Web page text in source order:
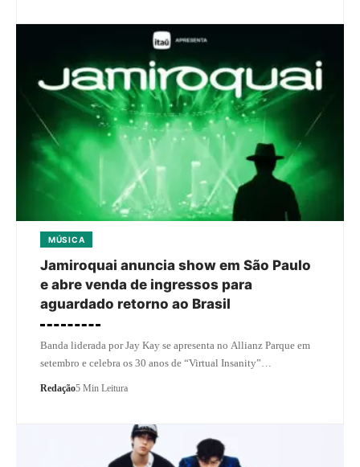
MÚSICA
Jamiroquai anuncia show em São Paulo
e abre venda de ingressos para
aguardado retorno ao Brasil
Banda liderada por Jay Kay se apresenta no Allianz Parque em
setembro e celebra os 30 anos de “Virtual Insanity”…
Redação5 Min Leitura